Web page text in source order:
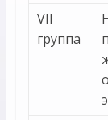
VII
группа